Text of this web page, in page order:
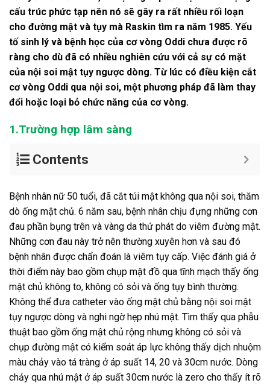
cấu trúc phức tạp nên nó sẽ gây ra rất nhiều rối loạn
cho đường mật và tụy mà Raskin tìm ra năm 1985. Yếu
tố sinh lý và bệnh học của cơ vòng Oddi chưa được rõ
ràng cho dù đã có nhiều nghiên cứu với cả sự có mặt
của nội soi mật tụy ngược dòng. Từ lúc có điều kiện cắt
cơ vòng Oddi qua nội soi, một phương pháp đã làm thay
đổi hoặc loại bỏ chức năng của cơ vòng.
1.Trường hợp lâm sàng
Contents
Bệnh nhân nữ 50 tuổi, đã cắt túi mật không qua nội soi, thăm
dò ống mật chủ. 6 năm sau, bệnh nhân chịu đựng những cơn
đau phần bụng trên và vàng da thứ phát do viêm đường mật.
Những cơn đau này trở nên thường xuyên hơn và sau đó
bệnh nhân được chẩn đoán là viêm tụy cấp. Việc đánh giá ở
thời điểm này bao gồm chụp mật đồ qua tĩnh mạch thấy ống
mật chủ không to, không có sỏi và ống tụy bình thường.
Không thể đưa catheter vào ống mật chủ bằng nội soi mật
tụy ngược dòng và nghi ngờ hẹp nhú mật. Tìm thấy qua phẫu
thuật bao gồm ống mật chủ rộng nhưng không có sỏi và
chụp đường mật có kiểm soát áp lực không thấy dịch nhuộm
màu chảy vào tá tràng ở áp suất 14, 20 và 30cm nước. Dòng
chảy qua nhú mật ở áp suất 30cm nước là zero cho thấy ít rõ